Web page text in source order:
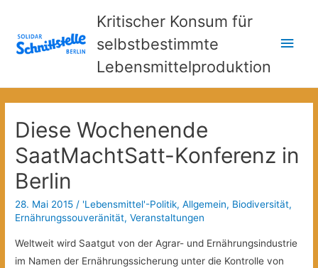
Kritischer Konsum für
selbstbestimmte
Lebensmittelproduktion
Diese Wochenende
SaatMachtSatt-Konferenz in
Berlin
28. Mai 2015 / 'Lebensmittel'-Politik,Allgemein, Biodiversität,
Ernährungssouveränität,Veranstaltungen
Weltweit wird Saatgut von der Agrar- und Ernährungsindustrie
im Namen der Ernährungs­sicherung unter die Kontrolle von